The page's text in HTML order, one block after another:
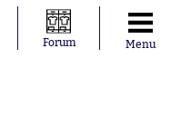
Forum Menu